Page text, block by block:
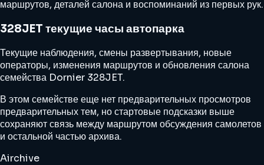
маршрутов, деталей салона и воспоминаний из первых рук.
328JET текущие часы автопарка
Текущие наблюдения, смены развертывания, новые
операторы, изменения маршрутов и обновления салона
семейства Dornier 328JET.
В этом семействе еще нет предварительных просмотров
предварительных тем, но стартовые подсказки выше
сохраняют связь между маршрутом обсуждения самолетов
и остальной частью архива.
Airchive